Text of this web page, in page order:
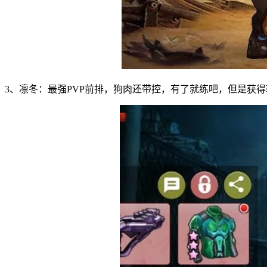
3、凛冬：最强PVP前排，狗肉还带控，有了就练吧，但是获